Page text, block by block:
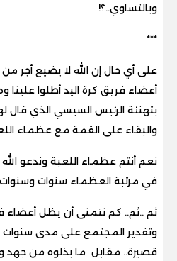
وبالتساوي..؟!
***
على أي حال إن الله لا يضيع أجر
أعضاء فريق كرة اليد أطلوا
بتهنئة الرئيس السيسي الذي قال
والبقاء على القمة مع عظماء
نعم أنتم عظماء اللعبة وندعو
في مرتبة العظماء سنوات
ثم ..ثم.. كم نتمنى أن يظل أعضاء
وتقدير المجتمع على مدى
قصيرة.. مقابل ما بذلوه من جهد